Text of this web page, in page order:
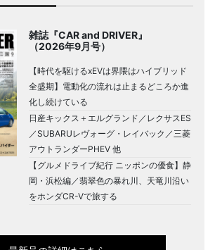
雑誌『CAR and DRIVER』
（2026年9月号）
【時代を駆けるxEVは界隈はハイブリッド
全盛期】電動化の流れは止まるどころか進
化し続けている
日産キックス＋エルグランド／レクサスES
／SUBARUレヴォーグ・レイバック／三菱
アウトランダーPHEV 他
【グルメドライブ紀行 ニッポンの優食】静
岡・浜松編／翡翠色の暴れ川、天竜川沿い
をホンダCR-Vで旅する